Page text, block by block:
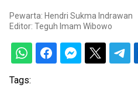
Pewarta: Hendri Sukma Indrawan
Editor: Teguh Imam Wibowo
Tags: